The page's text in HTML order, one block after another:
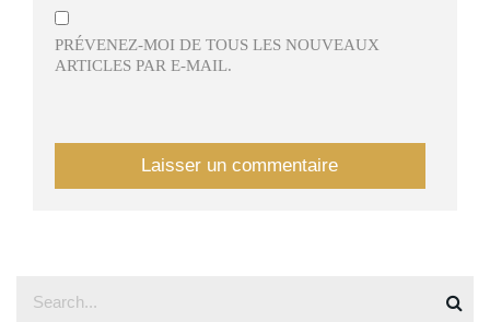
PRÉVENEZ-MOI DE TOUS LES NOUVEAUX
ARTICLES PAR E-MAIL.